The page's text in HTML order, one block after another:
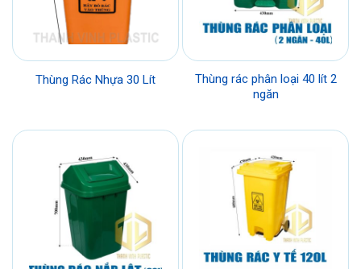
Thùng Rác Nhựa 30 Lít
Thùng rác phân loại 40 lít 2
ngăn